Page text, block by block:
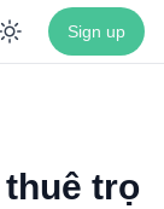
Enable
Sign up
trọ